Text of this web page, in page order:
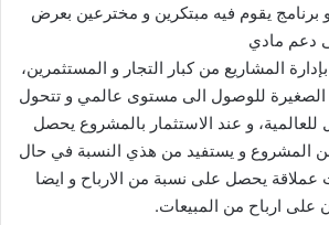
برنامج يقوم فيه مبتكرين و مخترعين بعرض
دعم مادي
المشاريع من كبار التجار و المستثمرين،
الصغيرة للوصول الى مستوى عالمي و تتحول
و عند الاستثمار بالمشروع يحصل
المشروع و يستفيد من هذي النسبة في حال
عملاقة يحصل على نسبة من الارباح و ايضا
ارباح من المبيعات.